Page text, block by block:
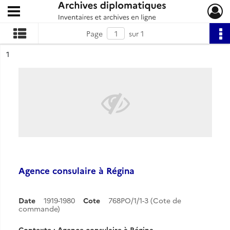
Archives diplomatiques
Ouvrir le menu déroulant
Page
sur 1
n°
1
Agence consulaire à Régina
Date 1919-1980 Cote
768PO/1/1-3 (Cote de
commande)